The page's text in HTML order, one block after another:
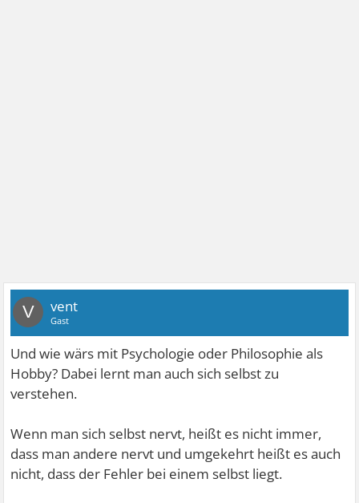
V vent
Gast
Und wie wärs mit Psychologie oder Philosophie als
Hobby? Dabei lernt man auch sich selbst zu
verstehen.
Wenn man sich selbst nervt, heißt es nicht immer,
dass man andere nervt und umgekehrt heißt es auch
nicht, dass der Fehler bei einem selbst liegt.